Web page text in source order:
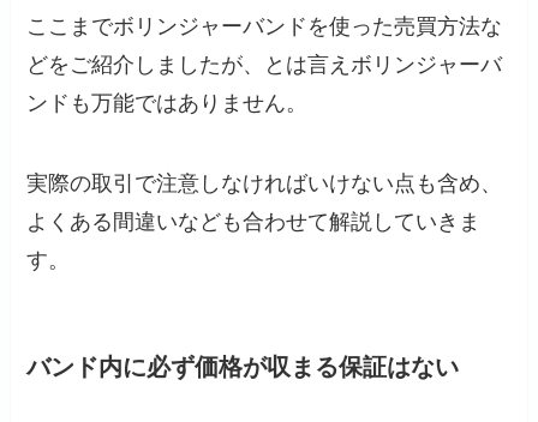
ここまでボリンジャーバンドを使った売買方法な
どをご紹介しましたが、とは言えボリンジャーバ
ンドも万能ではありません。
実際の取引で注意しなければいけない点も含め、
よくある間違いなども合わせて解説していきま
す。
バンド内に必ず価格が収まる保証はない